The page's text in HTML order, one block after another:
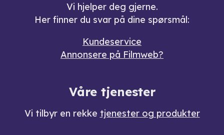
Vi hjelper deg gjerne.
Her finner du svar på dine spørsmål:
Kundeservice
Annonsere på Filmweb?
Våre tjenester
Vi tilbyr en rekke tjenester og produkter